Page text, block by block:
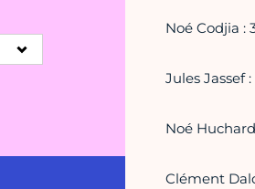
Noé Codjia
Jules Jassef
Noé
Clément